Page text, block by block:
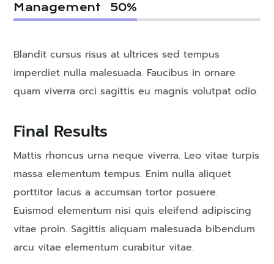
Management 50%
Blandit cursus risus at ultrices sed tempus
imperdiet nulla malesuada. Faucibus in ornare
quam viverra orci sagittis eu magnis volutpat odio.
Final Results
Mattis rhoncus urna neque viverra. Leo vitae turpis
massa elementum tempus. Enim nulla aliquet
porttitor lacus a accumsan tortor posuere.
Euismod elementum nisi quis eleifend adipiscing
vitae proin. Sagittis aliquam malesuada bibendum
arcu vitae elementum curabitur vitae.